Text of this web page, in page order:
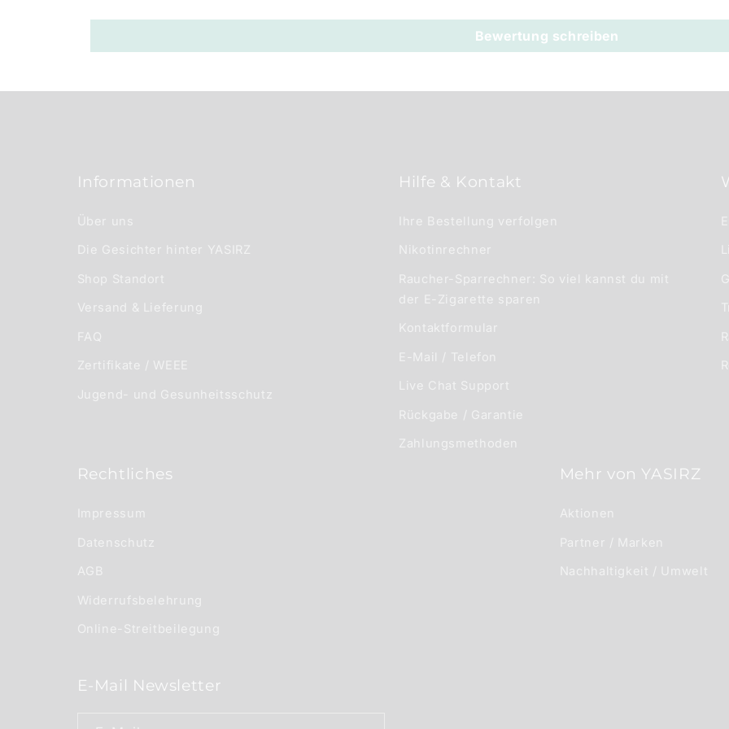
I
Bewertung schreiben
Informationen
Über uns
Die Gesichter hinter YASIRZ
Shop Standort
Versand & Lieferung
FAQ
Zertifikate / WEEE
Jugend- und Gesunheitsschutz
Hilfe & Kontakt
Ihre Bestellung verfolgen
Nikotinrechner
Raucher-Sparrechner: So viel kannst du mit
der E-Zigarette sparen
Kontaktformular
E-Mail / Telefon
Live Chat Support
Rückgabe / Garantie
Zahlungsmethoden
Rechtliches
Impressum
Datenschutz
AGB
Widerrufsbelehrung
Online-Streitbeilegung
Mehr von YASIRZ
Aktionen
Partner / Marken
Nachhaltigkeit / Umwelt
E-Mail Newsletter